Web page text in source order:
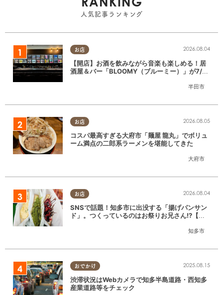
人気記事ランキング
お店
半田市
2026.08.04
【開店】お酒を飲みながら音楽も楽しめる！居
酒屋＆バー「BLOOMY（ブルーミー）」が7/3
お店
大府市
2026.08.05
コスパ最高すぎる大府市「麺屋 龍丸」でボリュ
ーム満点の二郎系ラーメンを堪能してきた
お店
知多市
2026.08.04
SNSで話題！知多市に出没する「揚げパンサン
ド」。つくっているのはお祭りお兄さん!?【ち
おでかけ 2025.08.15
渋滞状況はWebカメラで知多半島道路・西知多
産業道路等をチェック